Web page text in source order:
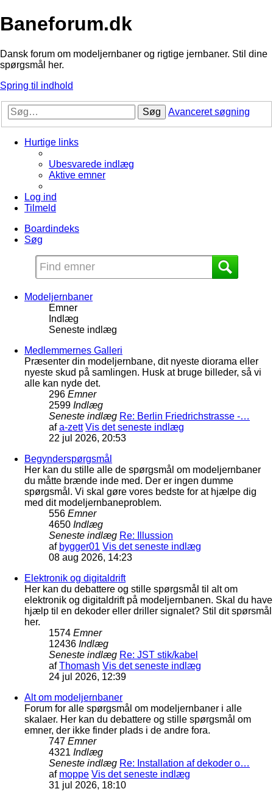
Baneforum.dk
Dansk forum om modeljernbaner og rigtige jernbaner. Stil dine
spørgsmål her.
Spring til indhold
Søg Avanceret søgning
Hurtige links
Ubesvarede indlæg
Aktive emner
Log ind
Tilmeld
Boardindeks
Søg
Modeljernbaner
Emner
Indlæg
Seneste indlæg
Medlemmernes Galleri
Præsenter din modeljernbane, dit nyeste diorama eller
nyeste skud på samlingen. Husk at bruge billeder, så vi
alle kan nyde det.
296 Emner
2599 Indlæg
Seneste indlæg Re: Berlin Friedrichstrasse -…
afa-zett Vis det seneste indlæg
22 jul 2026, 20:53
Begynderspørgsmål
Her kan du stille alle de spørgsmål om modeljernbaner
du måtte brænde inde med. Der er ingen dumme
spørgsmål. Vi skal gøre vores bedste for at hjælpe dig
med dit modeljernbaneproblem.
556 Emner
4650 Indlæg
Seneste indlæg Re: Illussion
af bygger01 Vis det seneste indlæg
08 aug 2026, 14:23
Elektronik og digitaldrift
Her kan du debattere og stille spørgsmål til alt om
elektronik og digitaldrift på modeljernbanen. Skal du have
hjælp til en dekoder eller driller signalet? Stil dit spørsmål
her.
1574 Emner
12436 Indlæg
Seneste indlæg Re: JST stik/kabel
afThomash Vis det seneste indlæg
24 jul 2026, 12:39
Alt om modeljernbaner
Forum for alle spørgsmål om modeljernbaner i alle
skalaer. Her kan du debattere og stille spørgsmål om
emner, der ikke finder plads i de andre fora.
747 Emner
4321 Indlæg
Seneste indlæg Re: Installation af dekoder o…
af moppe Vis det seneste indlæg
31 jul 2026, 18:10